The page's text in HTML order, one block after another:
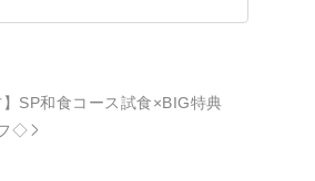
けていただき、とても嬉し
が、挙式後に円形チャペ
ーもさせていただくことが
SP和食コース試食×BIG特典
◇